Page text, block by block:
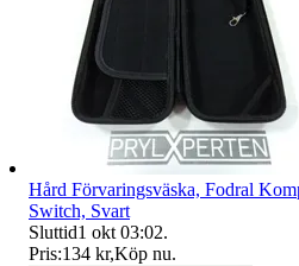
Hård Förvaringsväska, Fodral
Switch, Svart
Sluttid1 okt 03:02.
Pris:134 kr,Köp nu.